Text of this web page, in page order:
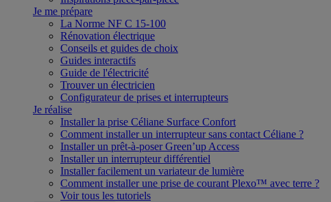
Je me prépare
La Norme NF C 15-100
Rénovation électrique
Conseils et guides de choix
Guides interactifs
Guide de l'électricité
Trouver un électricien
Configurateur de prises et interrupteurs
Je réalise
Installer la prise Céliane Surface Confort
Comment installer un interrupteur sans contact Céliane ?
Installer un prêt-à-poser Green’up Access
Installer un interrupteur différentiel
Installer facilement un variateur de lumière
Comment installer une prise de courant Plexo™ avec terre ?
Voir tous les tutoriels